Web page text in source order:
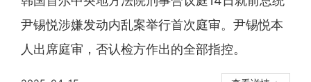
尹锡悦涉嫌发动内乱案举行首次庭审。尹锡悦本
人出席庭审，否认检方作出的全部指控。